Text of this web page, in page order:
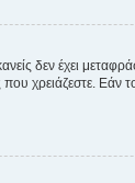
δεν έχει
χρειάζεστε. Εάν